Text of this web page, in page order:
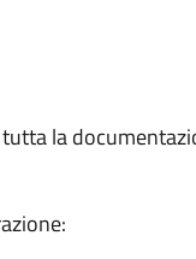
la